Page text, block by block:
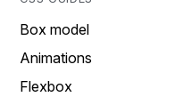
Box model
Animations
Flexbox